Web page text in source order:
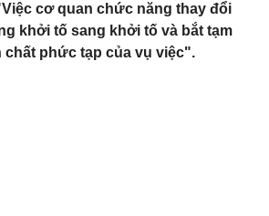
cơ quan chức năng thay đổi
khởi tố sang khởi tố và bắt tạm
chất phức tạp của vụ việc".